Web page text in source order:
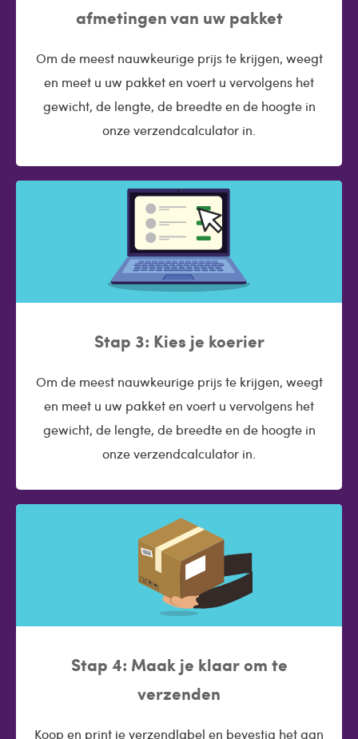
afmetingen van uw pakket
Om de meest nauwkeurige prijs te krijgen, weegt
en meet u uw pakket en voert u vervolgens het
gewicht, de lengte, de breedte en de hoogte in
onze verzendcalculator in.
Stap 3: Kies je koerier
Om de meest nauwkeurige prijs te krijgen, weegt
en meet u uw pakket en voert u vervolgens het
gewicht, de lengte, de breedte en de hoogte in
onze verzendcalculator in.
Stap 4: Maak je klaar om te
verzenden
Koop en print je verzendlabel en bevestig het aan